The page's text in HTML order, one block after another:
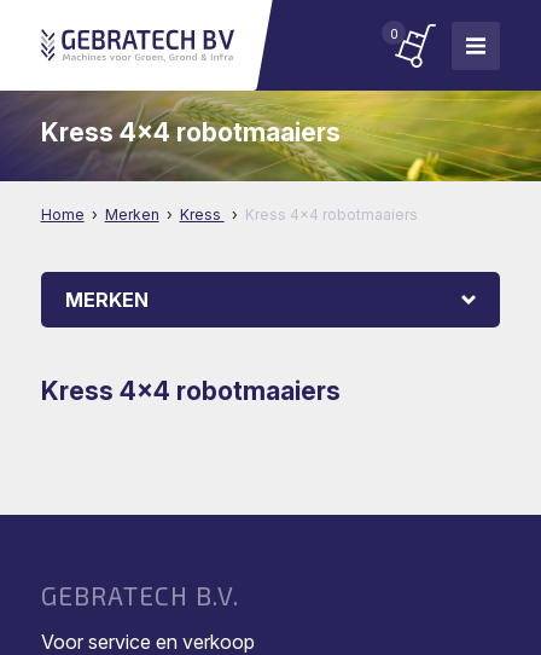
0
Kress 4x4 robotmaaiers
Home Merken Kress Kress 4x4 robotmaaiers
MERKEN
Kress 4x4 robotmaaiers
GEBRATECH B.V.
Voor service en verkoop